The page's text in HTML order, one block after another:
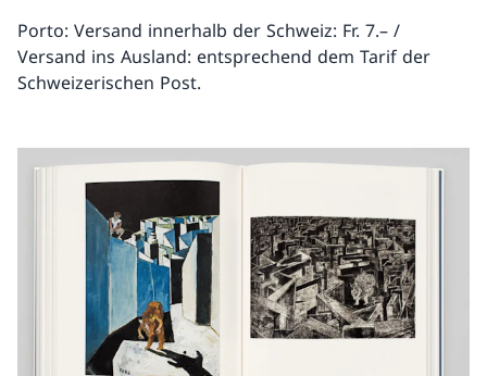
Porto: Versand innerhalb der Schweiz: Fr. 7.– /
Versand ins Ausland: entsprechend dem Tarif der
Schweizerischen Post.